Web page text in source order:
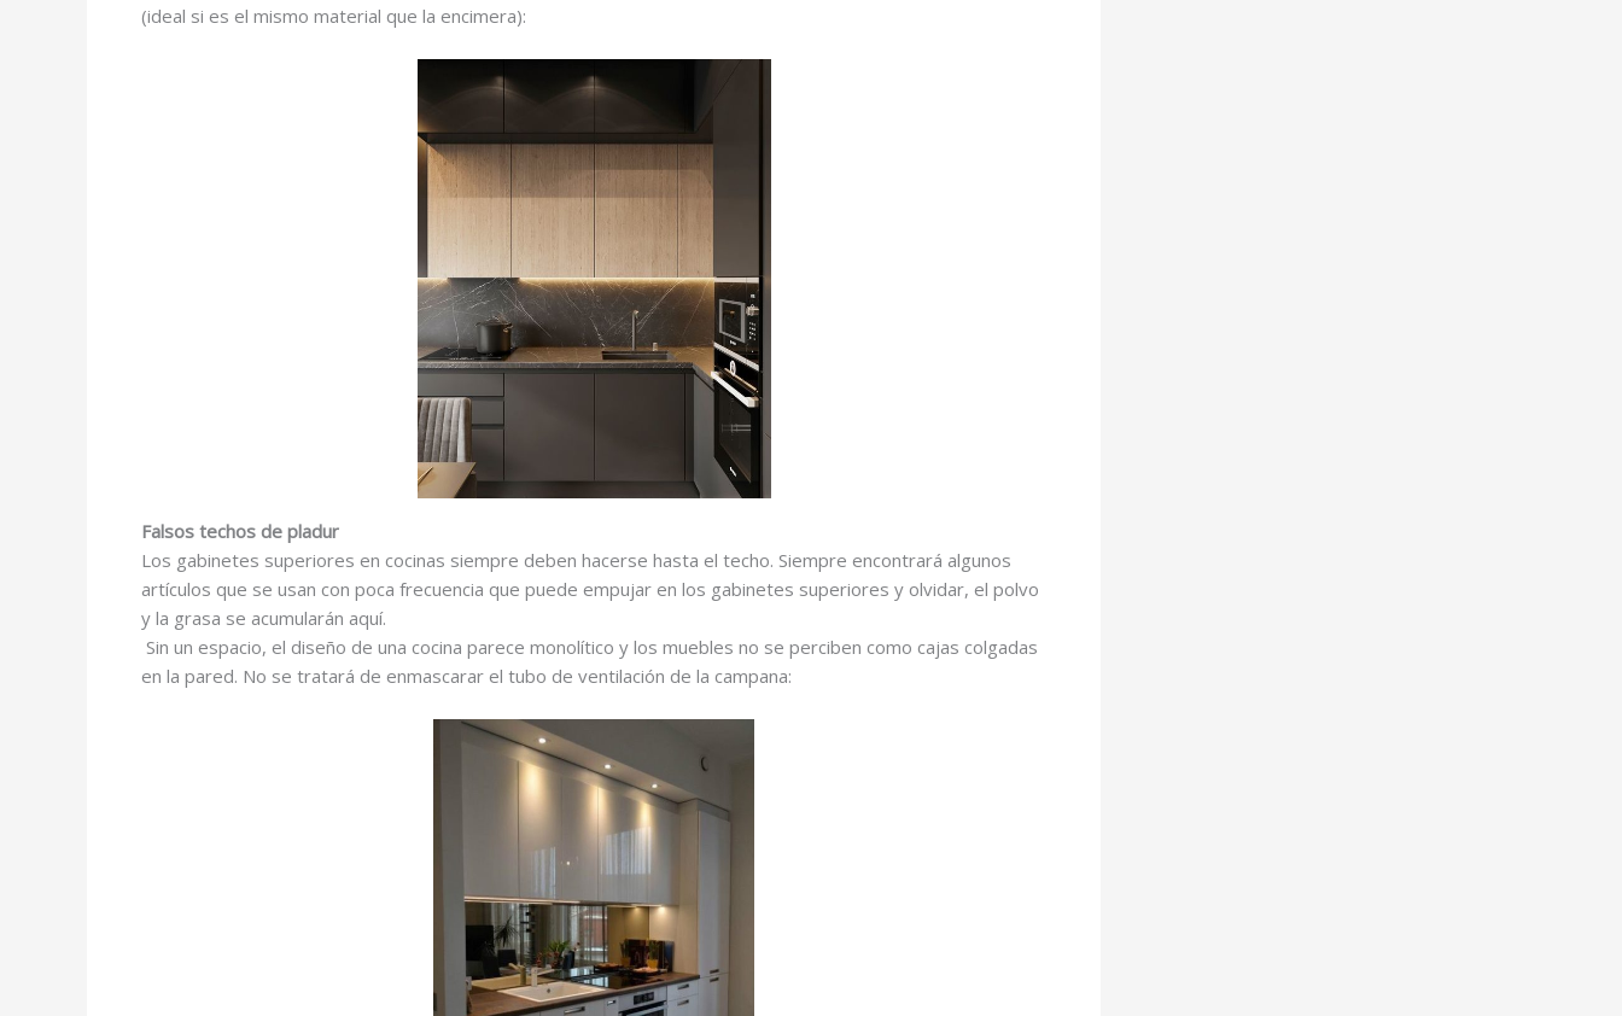
(ideal si es el mismo material que la encimera):
Falsos techos de pladur
Los gabinetes superiores en cocinas siempre deben hacerse hasta el techo. Siempre encontrará algunos
artículos que se usan con poca frecuencia que puede empujar en los gabinetes superiores y olvidar, el polvo
y la grasa se acumularán aquí.
Sin un espacio, el diseño de una cocina parece monolítico y los muebles no se perciben como cajas colgadas
en la pared. No se tratará de enmascarar el tubo de ventilación de la campana: